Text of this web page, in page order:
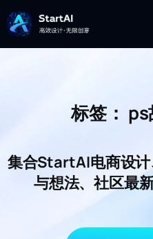
标签： ps
集合StartAI电商设
与想法、社区最